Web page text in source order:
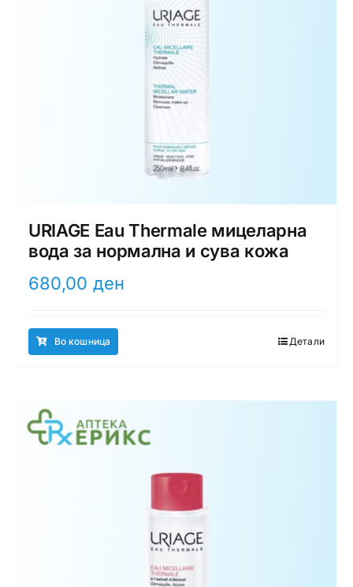
URIAGE Eau Thermale мицеларна
вода за нормална и сува кожа
680,00 ден
Во кошница Детали